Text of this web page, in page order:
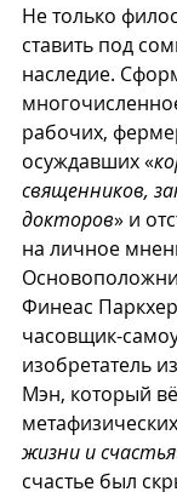
Не только
ставить под
наследие.
рабочих,
осуждавших «
священников,
докторов» и
на личное
Финеас
часовщик-
изобретатель
Мэн, который
жизни и счастья
счастье был